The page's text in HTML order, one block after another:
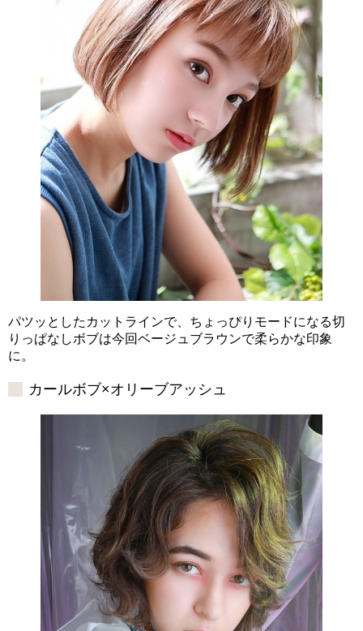
パツッとしたカットラインで、ちょっぴりモードになる切
りっぱなしボブは今回ベージュブラウンで柔らかな印象
に。
カールボブ×オリーブアッシュ